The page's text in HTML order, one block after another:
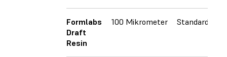
Formlabs
Draft
Resin
100 Mikrometer Standard